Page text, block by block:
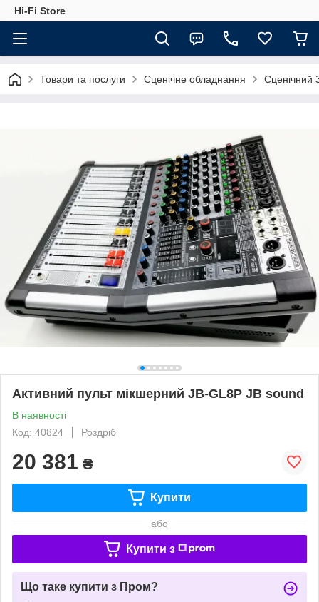
Hi-Fi Store
Товари та послуги Сценічне обладнання Сценічний
Активний пульт мікшерний JB-GL8P JB sound
В наявності
Код: 40824
Роздріб
20 381 ₴
Купити
або
Купити з
Що таке купити з Пром?